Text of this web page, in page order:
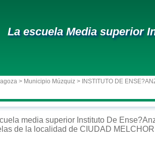
La escuela Media superior
> Municipio Múzquiz > INSTITUTO DE
media superior Instituto De
de la localidad de CIUDAD